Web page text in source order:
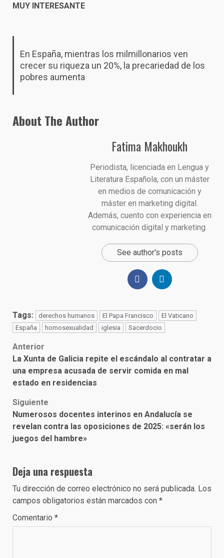
MUY INTERESANTE
En España, mientras los milmillonarios ven
crecer su riqueza un 20%, la precariedad de los
pobres aumenta
About The Author
Fatima Makhoukh
Periodista, licenciada en Lengua y
Literatura Española, con un máster
en medios de comunicación y
máster en marketing digital.
Además, cuento con experiencia en
comunicación digital y marketing.
See author's posts
Tags: derechos humanos El Papa Francisco
El Vaticano
España
homosexualidad iglesia Sacerdocio
Post
navigation
Anterior
La Xunta de Galicia repite el escándalo al contratar a
una empresa acusada de servir comida en mal
estado en residencias
Siguiente
Numerosos docentes interinos en Andalucía se
revelan contra las oposiciones de 2025: «serán los
juegos del hambre»
Deja una respuesta
Tu dirección de correo electrónico no será publicada. Los
campos obligatorios están marcados con *
Comentario *